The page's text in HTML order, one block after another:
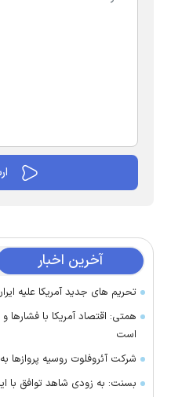
آخرین اخبار
تحریم های جدید آمریکا علیه
همتی: اقتصاد آمریکا با
است
شرکت آئروفلوت روسیه پرواز‌ها
بسنت: به زودی شاهد توافق با